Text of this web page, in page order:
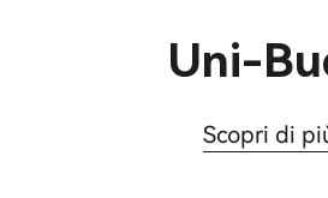
Uni-
Scopri di